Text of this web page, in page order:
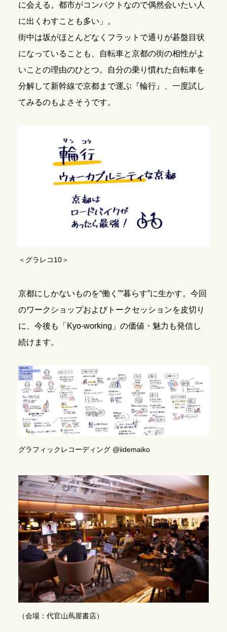
に会える。都市がコンパクトなので偶然会いたい人
に出くわすことも多い」。
街中は坂がほとんどなくフラットで通りが碁盤目状
になっていることも、自転車と京都の街の相性がよ
いことの理由のひとつ。自分の乗り慣れた自転車を
分解して新幹線で京都まで運ぶ『輪行』、一度試し
てみるのもよさそうです。
＜グラレコ10＞
京都にしかないものを“働く”“暮らす”に生かす。今回
のワークショップおよびトークセッションを皮切り
に、今後も「Kyo-working」の価値・魅力も発信し
続けます。
グラフィックレコーディング @iidemaiko
（会場：代官山蔦屋書店）